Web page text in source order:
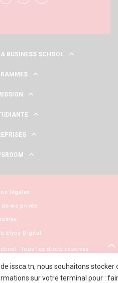
issca.tn, nous souhaitons stocker
sur votre terminal pour :
BUSINESS SCHOOL
Tous les droits réservés
légales
vie privée
Elyos Digital